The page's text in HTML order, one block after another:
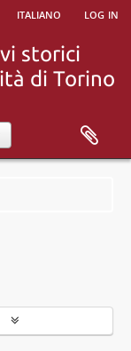
italiano log in